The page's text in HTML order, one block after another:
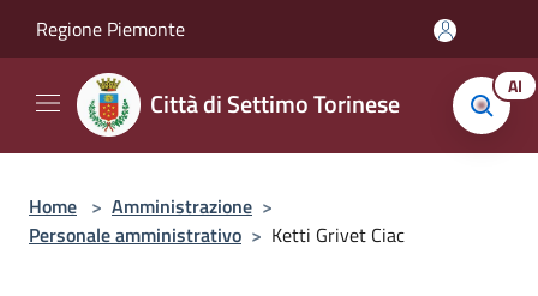
Regione Piemonte
Città di Settimo Torinese AI
Home > Amministrazione >
Personale amministrativo > Ketti Grivet Ciac